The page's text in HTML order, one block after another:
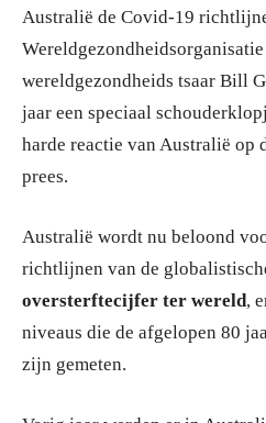
Australië de Covid-19
wereldgezondheids tsaar Bill
jaar een speciaal
harde reactie van Australië op
prees.
Australië wordt nu beloond
richtlijnen van de
oversterftecijfer ter wereld,
niveaus die de afgelopen 80
zijn gemeten.